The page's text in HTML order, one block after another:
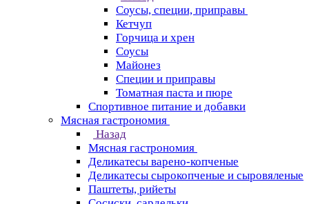
Соусы, специи, приправы
Кетчуп
Горчица и хрен
Соусы
Майонез
Специи и приправы
Томатная паста и пюре
Спортивное питание и добавки
Мясная гастрономия
Назад
Мясная гастрономия
Деликатесы варено-копченые
Деликатесы сырокопченые и сыровяленые
Паштеты, рийеты